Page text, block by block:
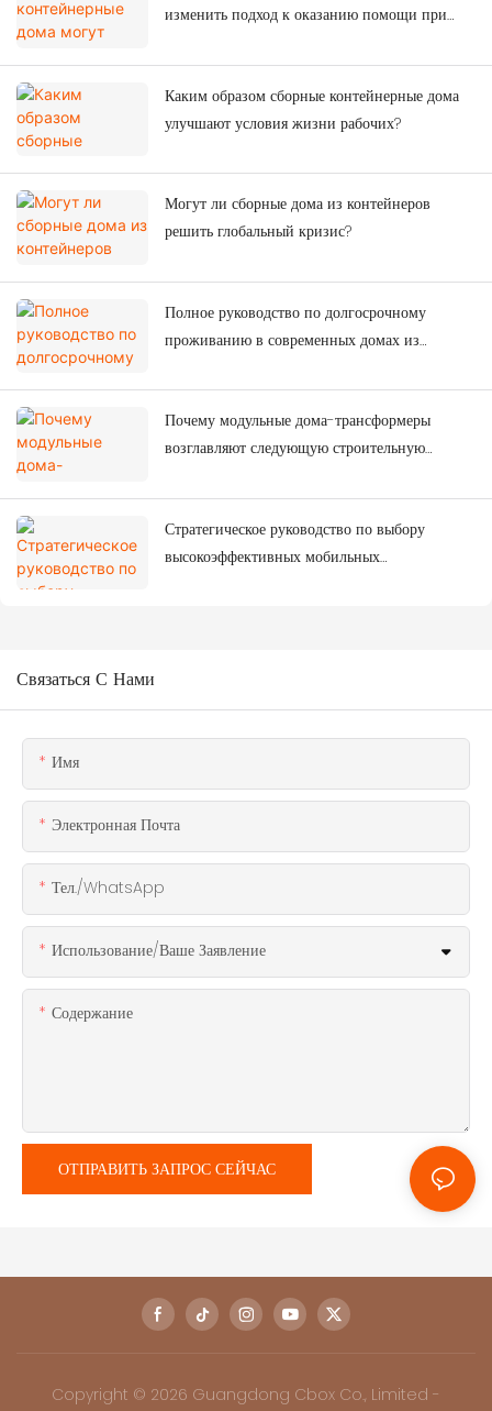
изменить подход к оказанию помощи при
Каким образом сборные контейнерные дома
улучшают условия жизни рабочих?
Могут ли сборные дома из контейнеров
решить глобальный кризис?
Полное руководство по долгосрочному
проживанию в современных домах из
Почему модульные дома-трансформеры
возглавляют следующую строительную
Стратегическое руководство по выбору
высокоэффективных мобильных
Связаться С Нами
Имя
Электронная Почта
Тел./WhatsApp
Использование/ваше Заявление
Содержание
ОТПРАВИТЬ ЗАПРОС СЕЙЧАС
Copyright © 2026 Guangdong Cbox Co., Limited -